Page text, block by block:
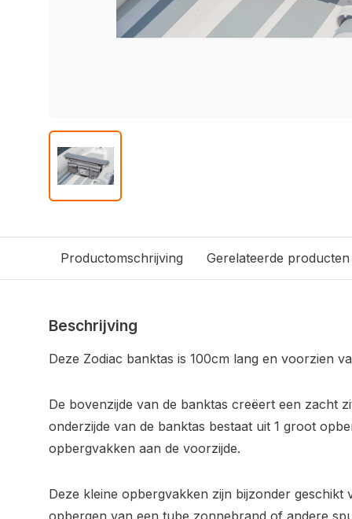
Productomschrijving Gerelateerde producten
Beschrijving
Deze Zodiac banktas is 100cm lang en voorzien
De bovenzijde van de banktas creëert een zacht
onderzijde van de banktas bestaat uit 1 groot
opbergvakken aan de voorzijde.
Deze kleine opbergvakken zijn bijzonder geschikt
opbergen van een tube zonnebrand of andere